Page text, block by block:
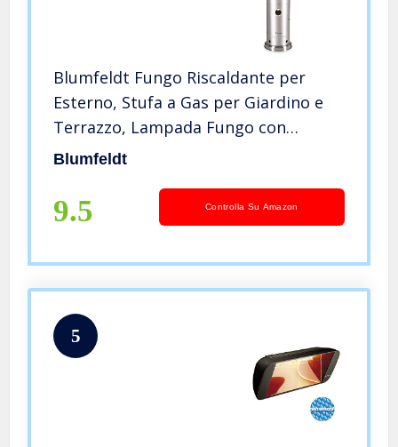
Blumfeldt Fungo Riscaldante per
Esterno, Stufa a Gas per Giardino e
Terrazzo, Lampada Fungo con
Accensione Elettrica, Arredo Giardino
Riscaldamento Basso Consumo,
Fiamma a 360°
Blumfeldt
9.5 Controlla Su Amazon
5